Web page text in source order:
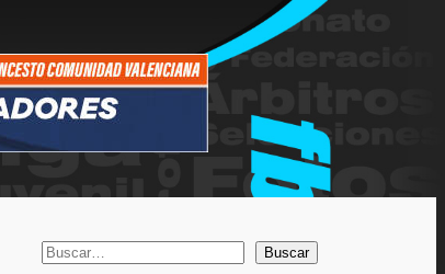
B
Buscar